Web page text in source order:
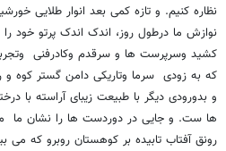
نظاره کنیم. و تازه کمی بعد انوار طلایی
نوازش ما درطول روز، اندک اندک پرتو خود
کشید وسرپرست ها و سرقدم وکادرفنی
که به زودی سرما وتاریکی دامن گستر کوه و
و بدورودی دیگر با طبیعت زیبای آراسته با
ها ست. و جایی در دوردست ها را نشان ما
رونق آفتاب تابیده بر کوهستان روبرو که می